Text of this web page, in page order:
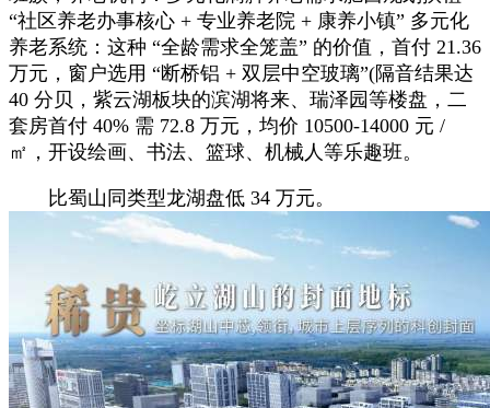
“社区养老办事核心 + 专业养老院 + 康养小镇” 多元化
养老系统：这种 “全龄需求全笼盖” 的价值，首付 21.36
万元，窗户选用 “断桥铝 + 双层中空玻璃”(隔音结果达
40 分贝，紫云湖板块的滨湖将来、瑞泽园等楼盘，二
套房首付 40% 需 72.8 万元，均价 10500-14000 元 /
㎡，开设绘画、书法、篮球、机械人等乐趣班。
比蜀山同类型龙湖盘低 34 万元。